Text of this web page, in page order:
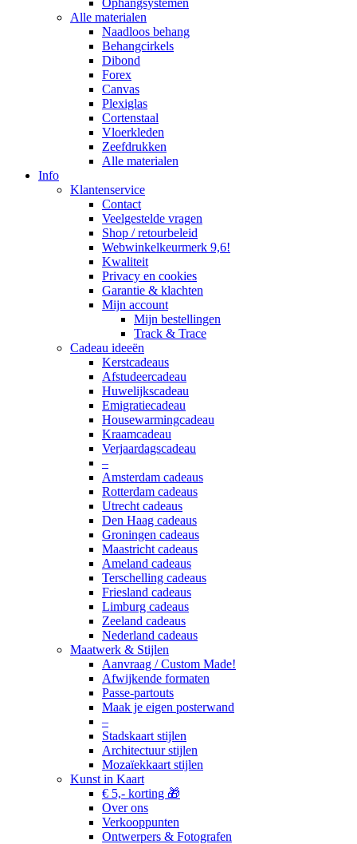
Ophangsystemen
Alle materialen
Naadloos behang
Behangcirkels
Dibond
Forex
Canvas
Plexiglas
Cortenstaal
Vloerkleden
Zeefdrukken
Alle materialen
Info
Klantenservice
Contact
Veelgestelde vragen
Shop / retourbeleid
Webwinkelkeurmerk 9,6!
Kwaliteit
Privacy en cookies
Garantie & klachten
Mijn account
Mijn bestellingen
Track & Trace
Cadeau ideeën
Kerstcadeaus
Afstudeercadeau
Huwelijkscadeau
Emigratiecadeau
Housewarmingcadeau
Kraamcadeau
Verjaardagscadeau
–
Amsterdam cadeaus
Rotterdam cadeaus
Utrecht cadeaus
Den Haag cadeaus
Groningen cadeaus
Maastricht cadeaus
Ameland cadeaus
Terschelling cadeaus
Friesland cadeaus
Limburg cadeaus
Zeeland cadeaus
Nederland cadeaus
Maatwerk & Stijlen
Aanvraag / Custom Made!
Afwijkende formaten
Passe-partouts
Maak je eigen posterwand
–
Stadskaart stijlen
Architectuur stijlen
Mozaïekkaart stijlen
Kunst in Kaart
€ 5,- korting 🎁
Over ons
Verkooppunten
Ontwerpers & Fotografen